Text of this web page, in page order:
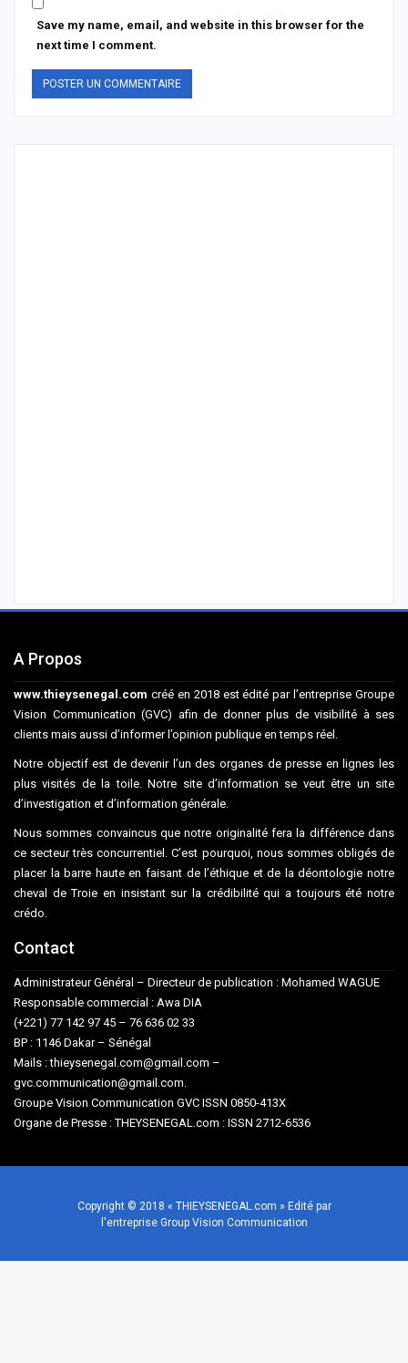
Save my name, email, and website in this browser for the
next time I comment.
A Propos
www.thieysenegal.com créé en 2018 est édité par l’entreprise Groupe
Vision Communication (GVC) afin de donner plus de visibilité à ses
clients mais aussi d’informer l’opinion publique en temps réel.
Notre objectif est de devenir l’un des organes de presse en lignes les
plus visités de la toile. Notre site d’information se veut être un site
d’investigation et d’information générale.
Nous sommes convaincus que notre originalité fera la différence dans
ce secteur très concurrentiel. C’est pourquoi, nous sommes obligés de
placer la barre haute en faisant de l’éthique et de la déontologie notre
cheval de Troie en insistant sur la crédibilité qui a toujours été notre
crédo.
Contact
Administrateur Général – Directeur de publication : Mohamed WAGUE
Responsable commercial : Awa DIA
(+221) 77 142 97 45 – 76 636 02 33
BP : 1146 Dakar – Sénégal
Mails : thieysenegal.com@gmail.com –
gvc.communication@gmail.com.
Groupe Vision Communication GVC ISSN 0850-413X
Organe de Presse : THEYSENEGAL.com : ISSN 2712-6536
Copyright © 2018 « THIEYSENEGAL.com » Edité par
l'entreprise Group Vision Communication